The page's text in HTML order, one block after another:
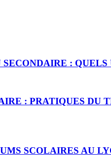
: QUELS
: PRATIQUES DU
SCOLAIRES AU